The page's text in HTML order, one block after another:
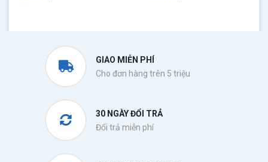
GIAO MIỄN PHÍ
Cho đơn hàng trên 5 triệu
30 NGÀY ĐỔI TRẢ
Đổi trả miễn phí